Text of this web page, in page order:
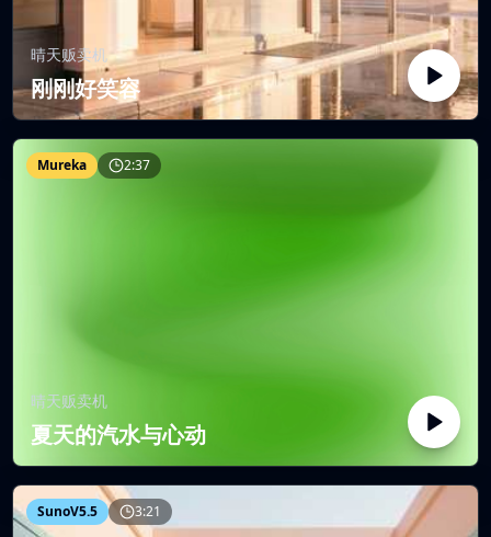
晴天贩卖机
刚刚好笑容
Mureka 2:37
晴天贩卖机
夏天的汽水与心动
SunoV5.5 3:21